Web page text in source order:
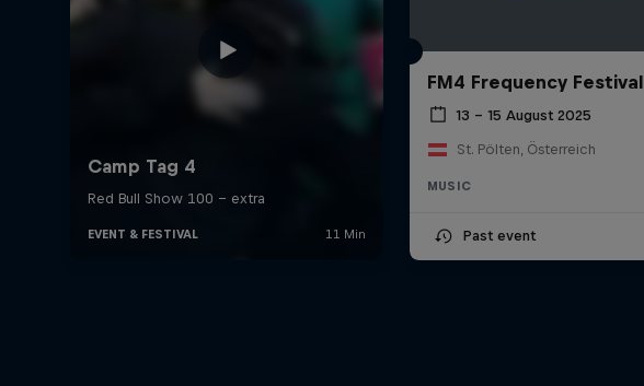
FM4 Frequency Festival
13 – 15 August 2025
St. Pölten, Österreich
MUSIC
Past event